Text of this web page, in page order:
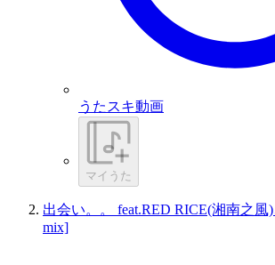
うたスキ動画
マイうた
出会い。。 feat.RED RICE(湘南之風
mix]